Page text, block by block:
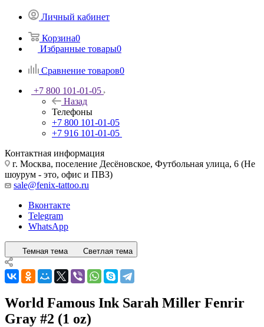
Личный кабинет
Корзина0
Избранные товары0
Сравнение товаров0
+7 800 101-01-05
Назад
Телефоны
+7 800 101-01-05
+7 916 101-01-05
Контактная информация
г. Москва, поселение Десёновское, Футбольная улица, 6 (Не
шоурум - это, офис и ПВЗ)
sale@fenix-tattoo.ru
Вконтакте
Telegram
WhatsApp
Темная тема Светлая тема
World Famous Ink Sarah Miller Fenrir
Gray #2 (1 oz)